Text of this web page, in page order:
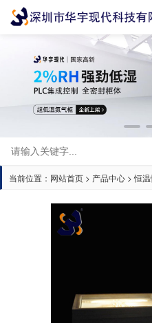
当前位置： 网站首页 > 产品中心 >恒